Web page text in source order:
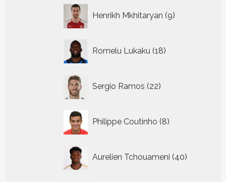
Henrikh Mkhitaryan 9
producten
Romelu Lukaku 18
producten
Sergio Ramos 22
producten
Philippe Coutinho 8
producten
Aurelien Tchouameni 40
producten